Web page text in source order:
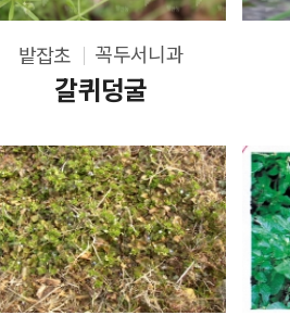
밭잡초 꼭두서니과
갈퀴덩굴